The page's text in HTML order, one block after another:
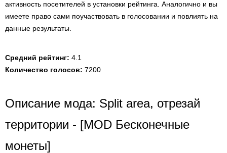
активность посетителей в установки рейтинга. Аналогично и вы
имеете право сами поучаствовать в голосовании и повлиять на
данные результаты.
Средний рейтинг: 4.1
Количество голосов: 7200
Описание мода: Split area, отрезай
территории - [MOD Бесконечные
монеты]